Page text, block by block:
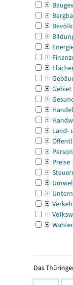
Gebiet
Land-
Preise
Das